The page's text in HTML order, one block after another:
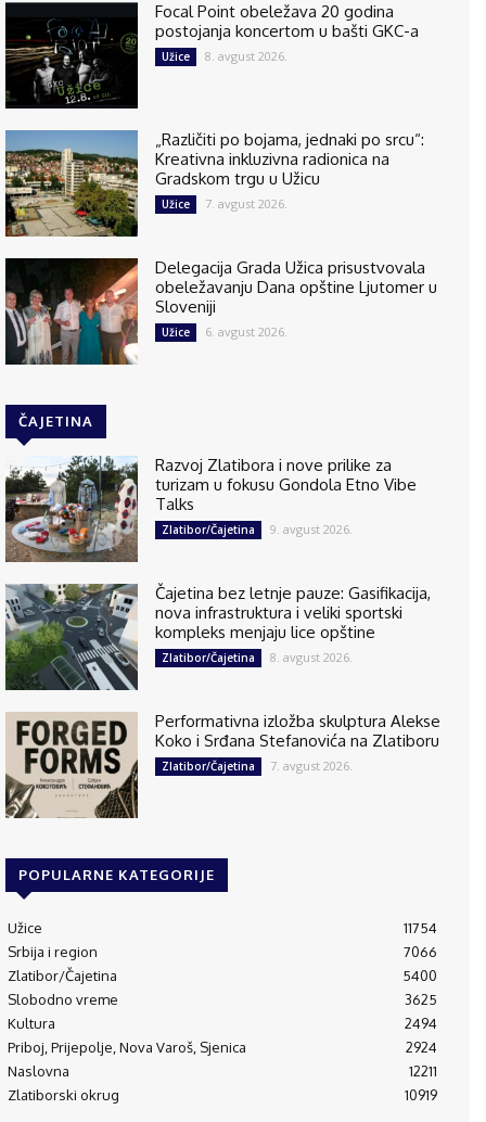
Focal Point obeležava 20 godina
postojanja koncertom u bašti GKC-a
Užice 8. avgust 2026.
„Različiti po bojama, jednaki po srcu“:
Kreativna inkluzivna radionica na
Gradskom trgu u Užicu
Užice 7. avgust 2026.
Delegacija Grada Užica prisustvovala
obeležavanju Dana opštine Ljutomer u
Sloveniji
Užice 6. avgust 2026.
ČAJETINA
Razvoj Zlatibora i nove prilike za
turizam u fokusu Gondola Etno Vibe
Talks
Zlatibor/Čajetina 9. avgust 2026.
Čajetina bez letnje pauze: Gasifikacija,
nova infrastruktura i veliki sportski
kompleks menjaju lice opštine
Zlatibor/Čajetina 8. avgust 2026.
Performativna izložba skulptura Alekse
Koko i Srđana Stefanovića na Zlatiboru
Zlatibor/Čajetina 7. avgust 2026.
POPULARNE KATEGORIJE
Užice
11754
Srbija i region
7066
Zlatibor/Čajetina
5400
Slobodno vreme
3625
Kultura
2494
Priboj, Prijepolje, Nova Varoš, Sjenica
2924
Naslovna
12211
Zlatiborski okrug
10919